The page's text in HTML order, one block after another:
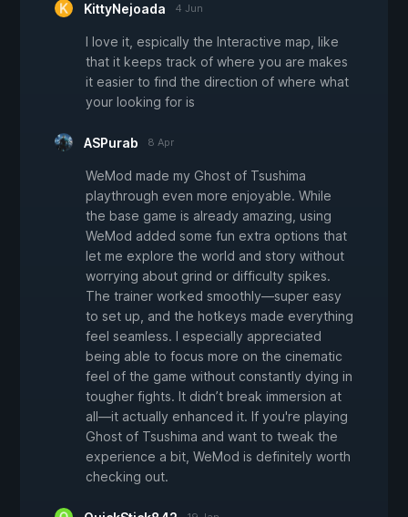
KittyNejoada 4 Jun
I love it, espically the Interactive map, like
that it keeps track of where you are makes
it easier to find the direction of where what
your looking for is
ASPurab 8 Apr
WeMod made my Ghost of Tsushima
playthrough even more enjoyable. While
the base game is already amazing, using
WeMod added some fun extra options that
let me explore the world and story without
worrying about grind or difficulty spikes.
The trainer worked smoothly—super easy
to set up, and the hotkeys made everything
feel seamless. I especially appreciated
being able to focus more on the cinematic
feel of the game without constantly dying in
tougher fights. It didn’t break immersion at
all—it actually enhanced it. If you're playing
Ghost of Tsushima and want to tweak the
experience a bit, WeMod is definitely worth
checking out.